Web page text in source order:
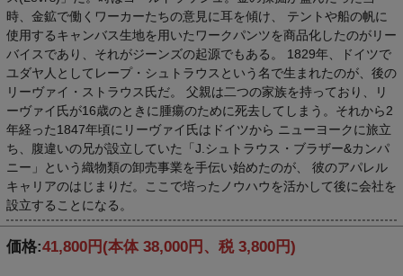
時、金鉱で働くワーカーたちの意見に耳を傾け、 テントや船の帆に
使用するキャンバス生地を用いたワークパンツを商品化したのがリー
バイスであり、それがジーンズの起源でもある。 1829年、ドイツで
ユダヤ人としてレープ・シュトラウスという名で生まれたのが、後の
リーヴァイ・ストラウス氏だ。 父親は二つの家族を持っており、リ
ーヴァイ氏が16歳のときに腫瘍のために死去してしまう。それから2
年経った1847年頃にリーヴァイ氏はドイツから ニューヨークに旅立
ち、腹違いの兄が設立していた「J.シュトラウス・ブラザー&カンパ
ニー」という織物類の卸売事業を手伝い始めたのが、 彼のアパレル
キャリアのはじまりだ。ここで培ったノウハウを活かして後に会社を
設立することになる。
価格:41,800円 (本体 38,000円、税 3,800円)